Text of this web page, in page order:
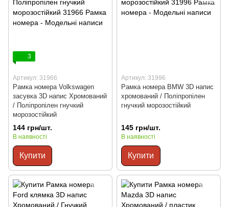
3
Артикул: 31966
Рамка номера Volkswagen
засувка 3D напис Хромований
/ Поліпропілен гнучкий
морозостійкий
144 грн/шт.
В наявності
Купити
Артикул: 31996
Рамка номера BMW 3D напис
хромований / Поліпропілен
гнучкий морозостійкий
145 грн/шт.
В наявності
Купити